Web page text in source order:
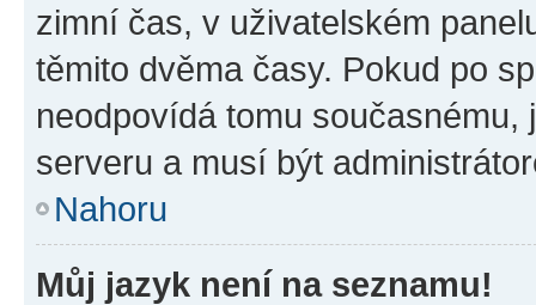
zimní čas, v uživatelském
těmito dvěma časy. Pokud po
neodpovídá tomu
serveru a musí být
Nahoru
Můj jazyk není na seznamu!